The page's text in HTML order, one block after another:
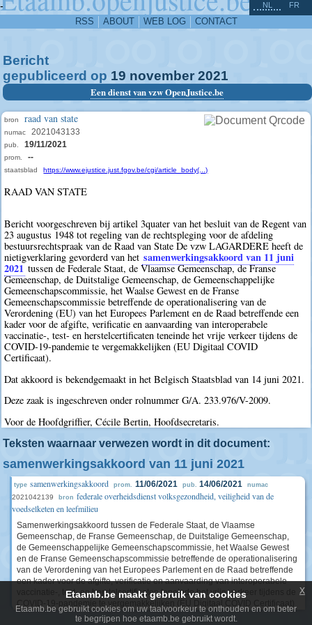
-
RSS ABOUT WEB LOG CONTACT
NL FR
Bericht
gepubliceerd op 19 november 2021
Een dienst van vzw OpenJustice.be
bron raad van state
numac 2021043133
pub. 19/11/2021
prom. --
staatsblad https://www.ejustice.just.fgov.be/cgi/article_body(...)
RAAD VAN STATE
Bericht voorgeschreven bij artikel 3quater van het besluit van de Regent van
23 augustus 1948 tot regeling van de rechtspleging voor de afdeling
bestuursrechtspraak van de Raad van State De vzw LAGARDERE heeft de
nietigverklaring gevorderd van het samenwerkingsakkoord van 11 juni
2021 tussen de Federale Staat, de Vlaamse Gemeenschap, de Franse
Gemeenschap, de Duitstalige Gemeenschap, de Gemeenschappelijke
Gemeenschapscommissie, het Waalse Gewest en de Franse
Gemeenschapscommissie betreffende de operationalisering van de
Verordening (EU) van het Europees Parlement en de Raad betreffende een
kader voor de afgifte, verificatie en aanvaarding van interoperabele
vaccinatie-, test- en herstelcertificaten teneinde het vrije verkeer tijdens de
COVID-19-pandemie te vergemakkelijken (EU Digitaal COVID
Certificaat).
Dat akkoord is bekendgemaakt in het Belgisch Staatsblad van 14 juni 2021.
Deze zaak is ingeschreven onder rolnummer G/A. 233.976/V-2009.
Voor de Hoofdgriffier, Cécile Bertin, Hoofdsecretaris.
Teksten waarnaar verwezen wordt in dit document:
samenwerkingsakkoord van 11 juni 2021
type samenwerkingsakkoord prom. 11/06/2021 pub. 14/06/2021 numac
2021042139 bron federale overheidsdienst volksgezondheid, veiligheid van de
voedselketen en leefmilieu
Samenwerkingsakkoord tussen de Federale Staat, de Vlaamse
Gemeenschap, de Franse Gemeenschap, de Duitstalige Gemeenschap,
de Gemeenschappelijke Gemeenschapscommissie, het Waalse Gewest
en de Franse Gemeenschapscommissie betreffende de operationalisering
van de Verordening van het Europees Parlement en de Raad betreffende
een kader voor de afgifte, verificatie en aanvaarding van interoperabele
vaccinatie-, test- en herstelcertificaten teneinde het vrije verkeer tijdens de
COVID-19-pandemie te vergemakkelijken (EU Digitaal COVID Certificaat)
^
Etaamb.be maakt gebruik van cookies
Etaamb.be gebruikt cookies om uw taalvoorkeur te onthouden en om beter
te begrijpen hoe etaamb.be gebruikt wordt.
x